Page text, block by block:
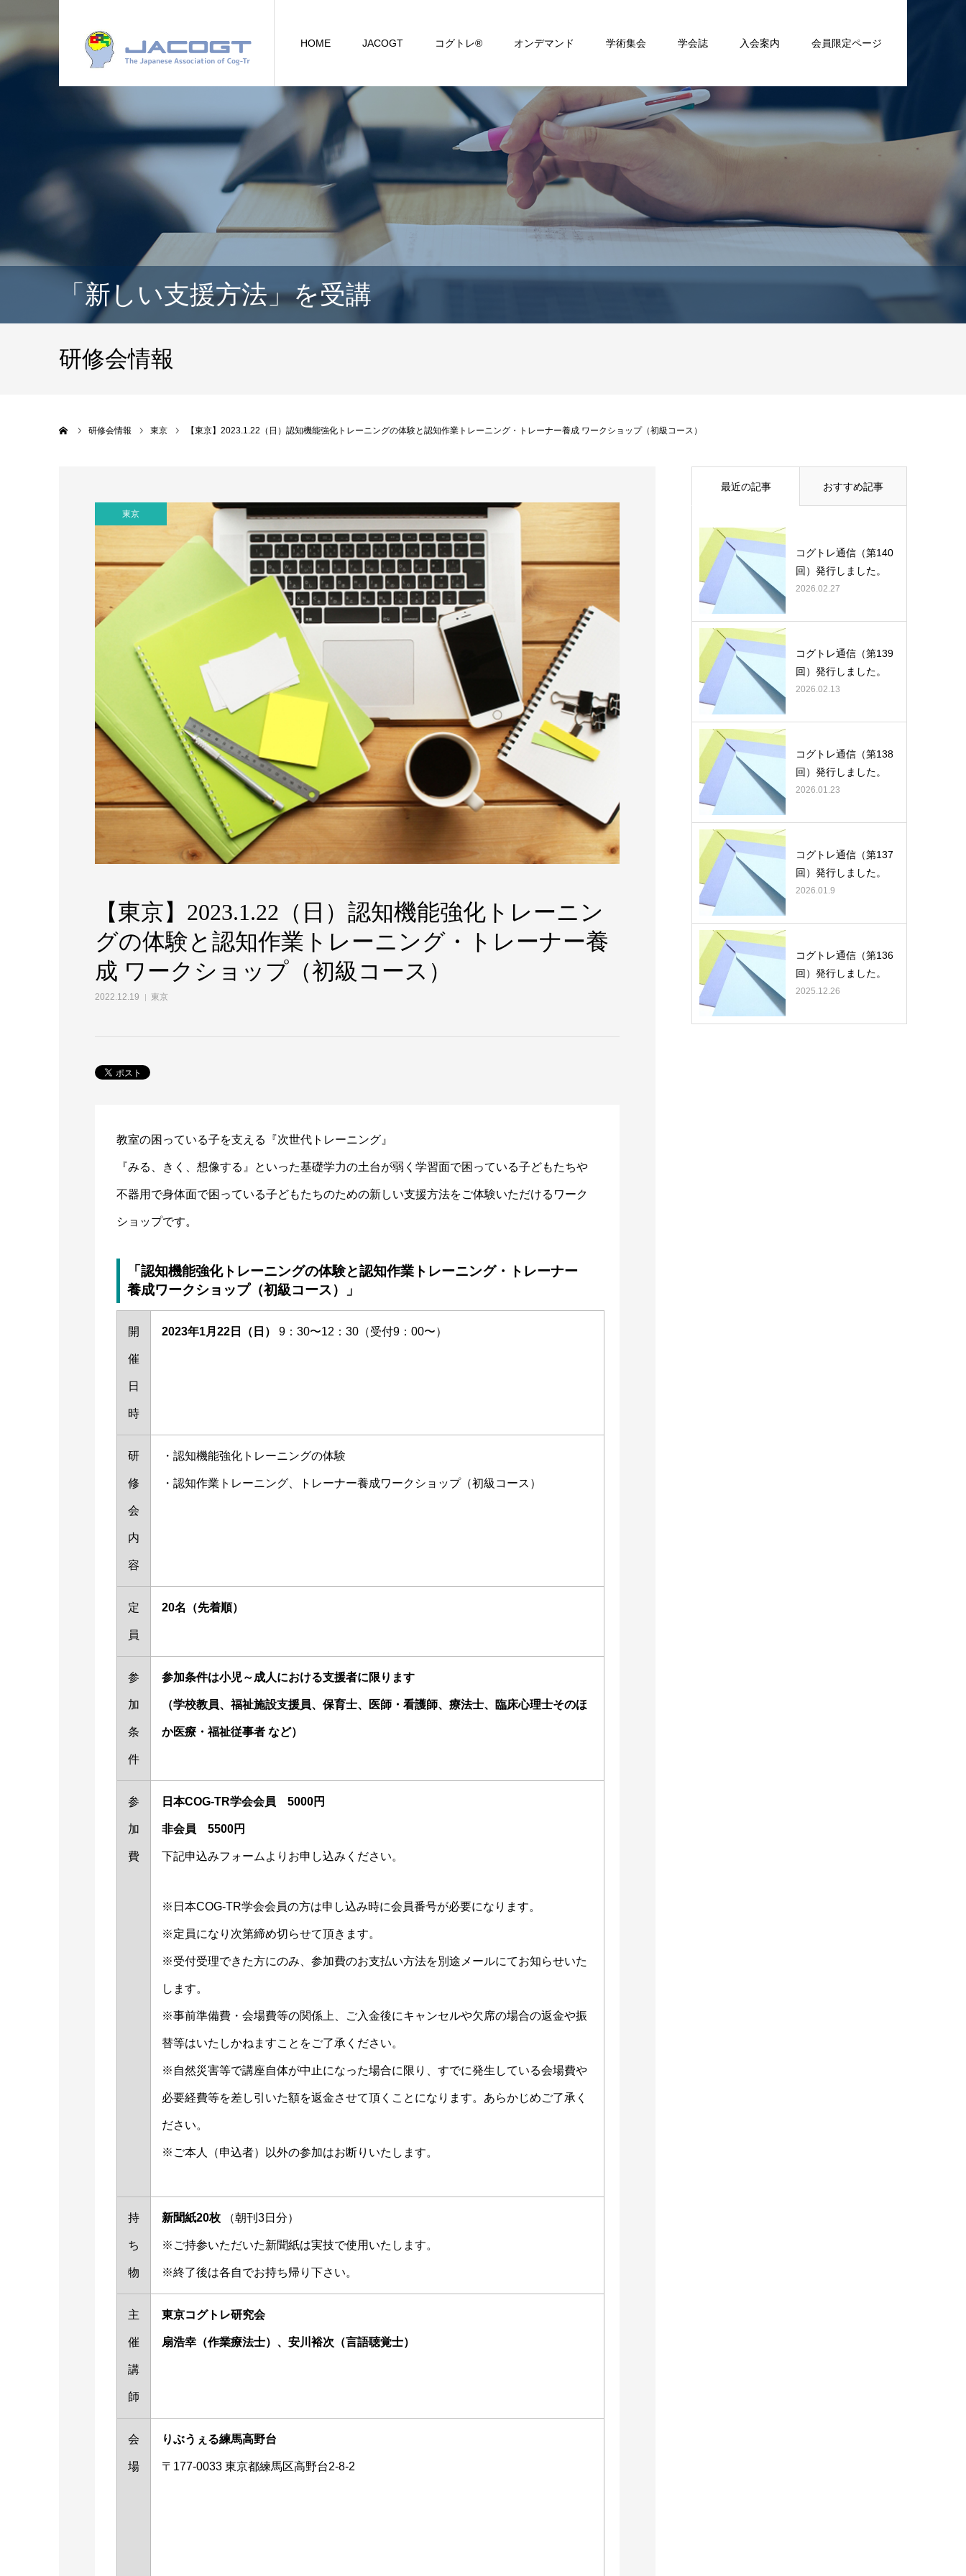
HOME JACOGT コグトレ® オンデマンド 学術集会 学会誌 入会案内 会員限定ページ
「新しい支援方法」を受講
研修会情報
研修会情報 東京 【東京】2023.1.22（日）認知機能強化トレーニングの体験と認知作業トレーニング・トレーナー養成 ワークショップ（初級コース）
東京
【東京】2023.1.22（日）認知機能強化トレーニン
グの体験と認知作業トレーニング・トレーナー養
成 ワークショップ（初級コース）
2022.12.19 東京
教室の困っている子を支える『次世代トレーニング』
『みる、きく、想像する』といった基礎学力の土台が弱く学習面で困っている子どもたちや
不器用で身体面で困っている子どもたちのための新しい支援方法をご体験いただけるワーク
ショップです。
「認知機能強化トレーニングの体験と認知作業トレーニング・トレーナー
養成ワークショップ（初級コース）」
開
催
日
時
2023年1月22日（日） 9：30〜12：30（受付9：00〜）
研
修
会
内
容
・認知機能強化トレーニングの体験
・認知作業トレーニング、トレーナー養成ワークショップ（初級コース）
定
員
20名（先着順）
参
加
条
件
参加条件は小児～成人における支援者に限ります
（学校教員、福祉施設支援員、保育士、医師・看護師、療法士、臨床心理士そのほ
か医療・福祉従事者 など）
参
加
費
日本COG-TR学会会員 5000円
非会員 5500円
下記申込みフォームよりお申し込みください。
※日本COG-TR学会会員の方は申し込み時に会員番号が必要になります。
※定員になり次第締め切らせて頂きます。
※受付受理できた方にのみ、参加費のお支払い方法を別途メールにてお知らせいた
します。
※事前準備費・会場費等の関係上、ご入金後にキャンセルや欠席の場合の返金や振
替等はいたしかねますことをご了承ください。
※自然災害等で講座自体が中止になった場合に限り、すでに発生している会場費や
必要経費等を差し引いた額を返金させて頂くことになります。あらかじめご了承く
ださい。
※ご本人（申込者）以外の参加はお断りいたします。
持
ち
物
新聞紙20枚 （朝刊3日分）
※ご持参いただいた新聞紙は実技で使用いたします。
※終了後は各自でお持ち帰り下さい。
主
催
講
師
東京コグトレ研究会
扇浩幸（作業療法士）、安川裕次（言語聴覚士）
会
場
りぶうぇる練馬高野台
〒177-0033 東京都練馬区高野台2-8-2
最近の記事 おすすめ記事
コグトレ通信（第140
回）発行しました。
2026.02.27
コグトレ通信（第139
回）発行しました。
2026.02.13
コグトレ通信（第138
回）発行しました。
2026.01.23
コグトレ通信（第137
回）発行しました。
2026.01.9
コグトレ通信（第136
回）発行しました。
2025.12.26